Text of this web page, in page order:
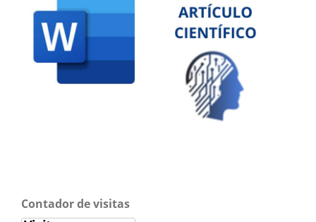
Contador de visitas